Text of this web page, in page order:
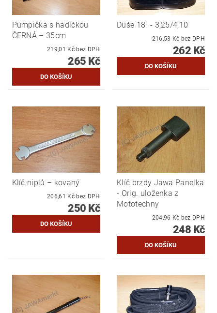
Pumpička s hadičkou
ČERNÁ – 35cm
219,01 Kč bez DPH
265 Kč
Duše 18" - 3,25/4,10
216,53 Kč bez DPH
262 Kč
Klíč niplů – kovaný
206,61 Kč bez DPH
250 Kč
Klíč brzdy Jawa Panelka
- Orig. uloženka z
Mototechny
204,96 Kč bez DPH
248 Kč